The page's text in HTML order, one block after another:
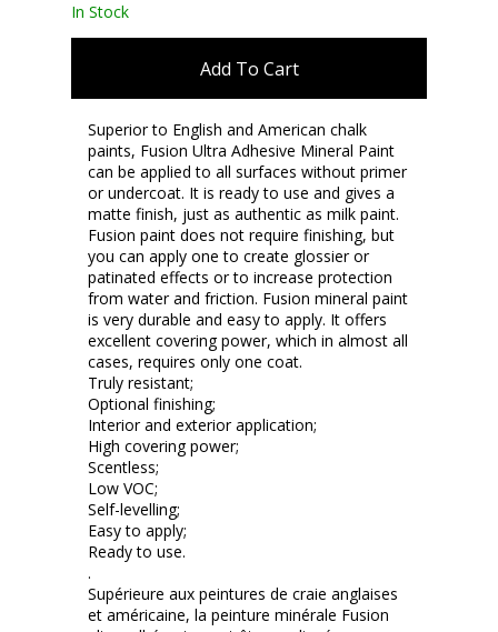
In Stock
Add To Cart
Superior to English and American chalk
paints, Fusion Ultra Adhesive Mineral Paint
can be applied to all surfaces without primer
or undercoat. It is ready to use and gives a
matte finish, just as authentic as milk paint.
Fusion paint does not require finishing, but
you can apply one to create glossier or
patinated effects or to increase protection
from water and friction. Fusion mineral paint
is very durable and easy to apply. It offers
excellent covering power, which in almost all
cases, requires only one coat.
Truly resistant;
Optional finishing;
Interior and exterior application;
High covering power;
Scentless;
Low VOC;
Self-levelling;
Easy to apply;
Ready to use.
.
Supérieure aux peintures de craie anglaises
et américaine, la peinture minérale Fusion